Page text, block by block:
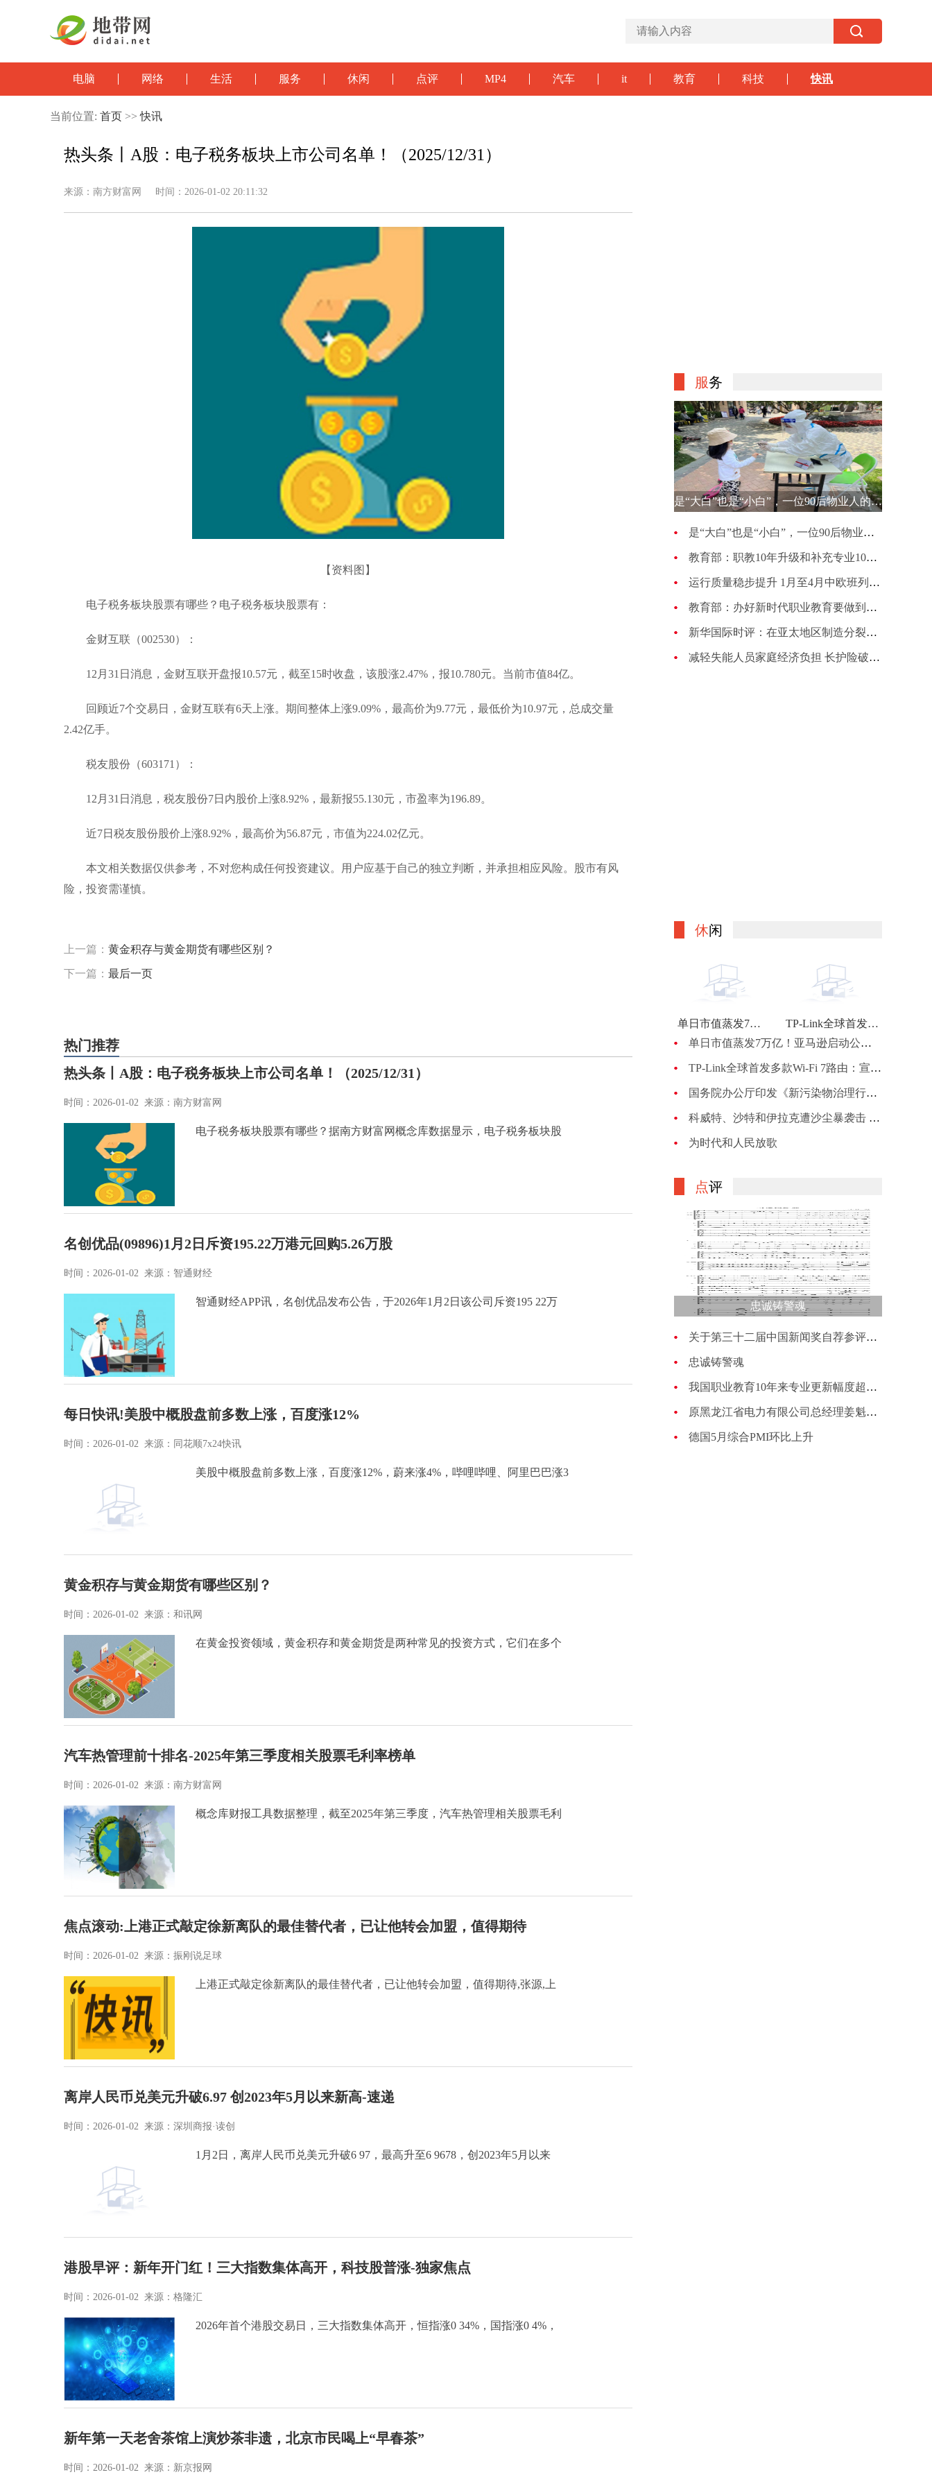
电脑 网络 生活 服务 休闲 点评 MP4 汽车 it 教育 科技 快讯
当前位置: 首页 >>快讯
热头条丨A股：电子税务板块上市公司名单！（2025/12/31）
来源：南方财富网 时间：2026-01-02 20:11:32
【资料图】
电子税务板块股票有哪些？电子税务板块股票有：
金财互联（002530）：
12月31日消息，金财互联开盘报10.57元，截至15时收盘，该股涨2.47%，报10.780元。当前市值84亿。
回顾近7个交易日，金财互联有6天上涨。期间整体上涨9.09%，最高价为9.77元，最低价为10.97元，总成交量
2.42亿手。
税友股份（603171）：
12月31日消息，税友股份7日内股价上涨8.92%，最新报55.130元，市盈率为196.89。
近7日税友股份股价上涨8.92%，最高价为56.87元，市值为224.02亿元。
本文相关数据仅供参考，不对您构成任何投资建议。用户应基于自己的独立判断，并承担相应风险。股市有风
险，投资需谨慎。
上一篇： 黄金积存与黄金期货有哪些区别？
下一篇： 最后一页
热门推荐
热头条丨A股：电子税务板块上市公司名单！（2025/12/31）
时间：2026-01-02 来源：南方财富网
电子税务板块股票有哪些？据南方财富网概念库数据显示，电子税务板块股
名创优品(09896)1月2日斥资195.22万港元回购5.26万股
时间：2026-01-02 来源：智通财经
智通财经APP讯，名创优品发布公告，于2026年1月2日该公司斥资195 22万
每日快讯!美股中概股盘前多数上涨，百度涨12%
时间：2026-01-02 来源：同花顺7x24快讯
美股中概股盘前多数上涨，百度涨12%，蔚来涨4%，哔哩哔哩、阿里巴巴涨3
黄金积存与黄金期货有哪些区别？
时间：2026-01-02 来源：和讯网
在黄金投资领域，黄金积存和黄金期货是两种常见的投资方式，它们在多个
汽车热管理前十排名-2025年第三季度相关股票毛利率榜单
时间：2026-01-02 来源：南方财富网
概念库财报工具数据整理，截至2025年第三季度，汽车热管理相关股票毛利
焦点滚动:上港正式敲定徐新离队的最佳替代者，已让他转会加盟，值得期待
时间：2026-01-02 来源：振刚说足球
上港正式敲定徐新离队的最佳替代者，已让他转会加盟，值得期待,张源,上
离岸人民币兑美元升破6.97 创2023年5月以来新高-速递
时间：2026-01-02 来源：深圳商报·读创
1月2日，离岸人民币兑美元升破6 97，最高升至6 9678，创2023年5月以来
港股早评：新年开门红！三大指数集体高开，科技股普涨-独家焦点
时间：2026-01-02 来源：格隆汇
2026年首个港股交易日，三大指数集体高开，恒指涨0 34%，国指涨0 4%，
新年第一天老舍茶馆上演炒茶非遗，北京市民喝上“早春茶”
时间：2026-01-02 来源：新京报网
服务
是“大白”也是“小白”，一位90后物业人的选择
是“大白”也是“小白”，一位90后物业人的选择
教育部：职教10年升级和补充专业1007种 更新幅度超70%
运行质量稳步提升 1月至4月中欧班列累计开行4813列
教育部：办好新时代职业教育要做到五个“必须坚持”
新华国际时评：在亚太地区制造分裂对抗的图谋注定失败
减轻失能人员家庭经济负担 长护险破局养老困境
休闲
单日市值蒸发7万亿！亚马逊启动公司最大规模裁员：计划裁员约1万人
TP-Link全球首发多款Wi-Fi 7路由：宣称BE900的峰值网速可达24Gbps
单日市值蒸发7万亿！亚马逊启动公司最大规模裁员：计划裁员约1万人
TP-Link全球首发多款Wi-Fi 7路由：宣称BE900的峰值网速可达24Gbps
国务院办公厅印发《新污染物治理行动方案》
科威特、沙特和伊拉克遭沙尘暴袭击 机场、机关等关闭
为时代和人民放歌
点评
忠诚铸警魂
关于第三十二届中国新闻奖自荐参评作品的公示
忠诚铸警魂
我国职业教育10年来专业更新幅度超过70%
原黑龙江省电力有限公司总经理姜魁接受纪律审查和监察调查
德国5月综合PMI环比上升